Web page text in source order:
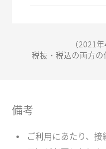
（2021
税抜・税込の両方の
備考
ご利用にあたり、